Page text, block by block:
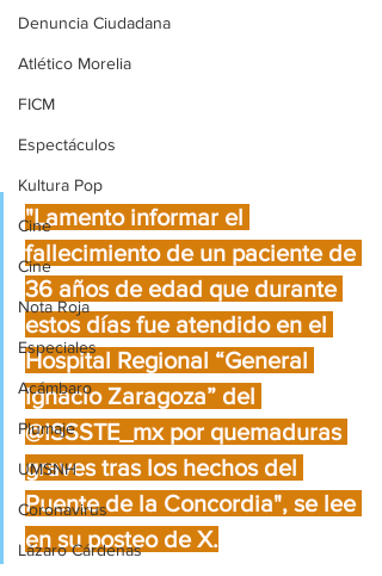
Denuncia Ciudadana
Atlético Morelia
FICM
Espectáculos
Kultura Pop
Cine
Cine
Nota Roja
Especiales
Acámbaro
Plumaje
UMSNH
Coronavirus
Lázaro Cárdenas
"Lamento informar el
fallecimiento de un paciente de
36 años de edad que durante
estos días fue atendido en el
Hospital Regional “General
Ignacio Zaragoza” del
@ISSSTE_mx por quemaduras
graves tras los hechos del
Puente de la Concordia", se lee
en su posteo de X.